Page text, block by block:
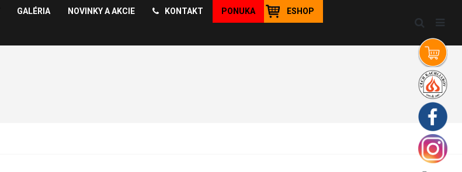
GALÉRIA NOVINKY A AKCIE KONTAKT PONUKA ESHOP